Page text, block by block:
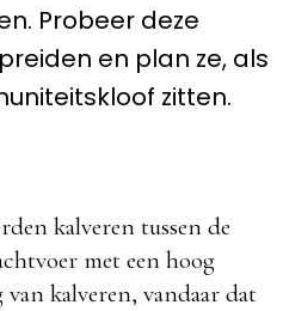
Probeer deze
en plan ze, als
zitten.
kalveren tussen de
met een hoog
kalveren, vandaar dat